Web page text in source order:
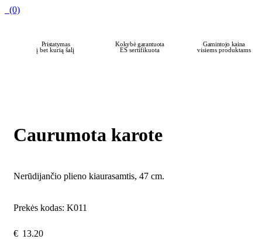
(0)
Pristatymas
į bet kurią šalį
Kokybė garantuota
ES sertifikuota
Gamintojo kaina
visiems produktams
Caurumota karote
Nerūdijančio plieno kiaurasamtis, 47 cm.
Prekės kodas: K011
€ 13.20